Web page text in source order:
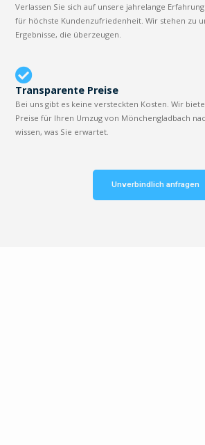
Verlassen Sie sich auf unsere jahrelange
für höchste Kundenzufriedenheit. Wir stehen zu
Ergebnisse, die überzeugen.
Transparente Preise
Bei uns gibt es keine versteckten Kosten. Wir
Preise für Ihren Umzug von Mönchengladbach
wissen, was Sie erwartet.
Unverbindlich anfragen